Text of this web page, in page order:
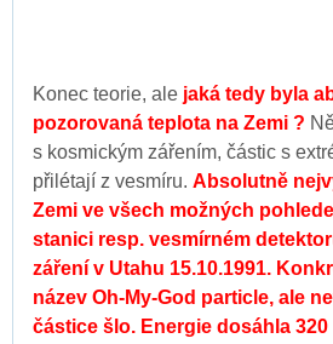
Konec teorie, ale jaká tedy byla
pozorovaná teplota na Zemi ?
s kosmickým zářením, částic s
přilétají z vesmíru. Absolutně
Zemi ve všech možných
stanici resp. vesmírném
záření v Utahu 15.10.1991.
název Oh-My-God particle, ale
částice šlo. Energie dosáhla